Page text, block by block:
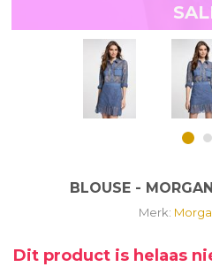
BLOUSE -
Merk:
Dit product is helaas